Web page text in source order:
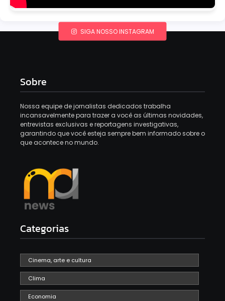
SIGA NOSSO INSTAGRAM
Sobre
Nossa equipe de jornalistas dedicados trabalha
incansavelmente para trazer a você as últimas novidades,
entrevistas exclusivas e reportagens investigativas,
garantindo que você esteja sempre bem informado sobre o
que acontece no mundo.
Categorias
Cinema, arte e cultura
Clima
Economia